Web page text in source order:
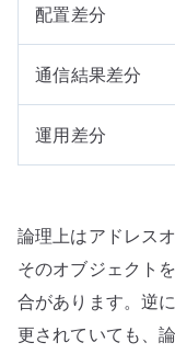
配置差分
通信結果差分
運用差分
論理上はアドレス
そのオブジェクト
合があります。逆
更されていても、